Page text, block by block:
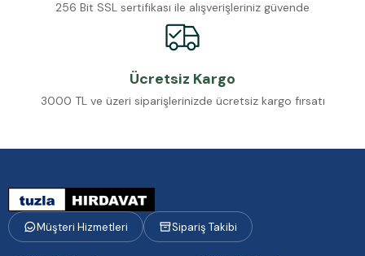
256 Bit SSL sertifikası ile alışverişleriniz güvende
Ücretsiz Kargo
3000 TL ve üzeri siparişlerinizde ücretsiz kargo fırsatı
Müşteri Hizmetleri Sipariş Takibi